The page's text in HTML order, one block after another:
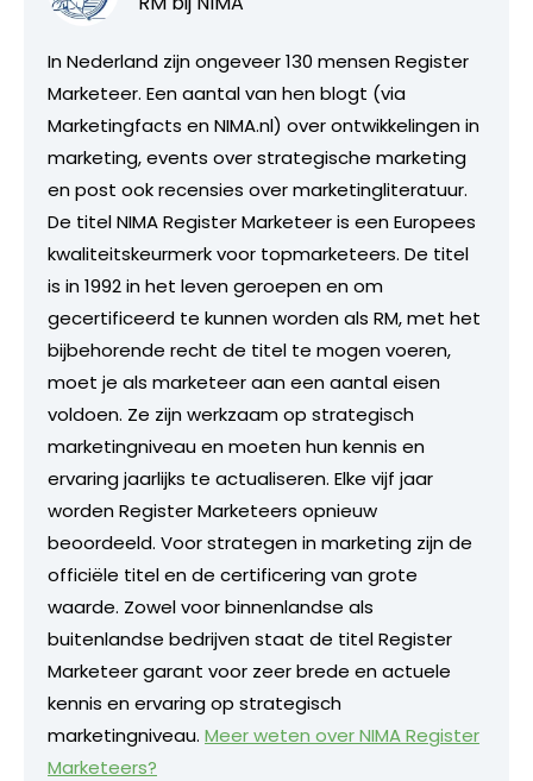
In Nederland zijn ongeveer 130 mensen Register
Marketeer. Een aantal van hen blogt (via
Marketingfacts en NIMA.nl) over ontwikkelingen in
marketing, events over strategische marketing
en post ook recensies over marketingliteratuur.
De titel NIMA Register Marketeer is een Europees
kwaliteitskeurmerk voor topmarketeers. De titel
is in 1992 in het leven geroepen en om
gecertificeerd te kunnen worden als RM, met het
bijbehorende recht de titel te mogen voeren,
moet je als marketeer aan een aantal eisen
voldoen. Ze zijn werkzaam op strategisch
marketingniveau en moeten hun kennis en
ervaring jaarlijks te actualiseren. Elke vijf jaar
worden Register Marketeers opnieuw
beoordeeld. Voor strategen in marketing zijn de
officiële titel en de certificering van grote
waarde. Zowel voor binnenlandse als
buitenlandse bedrijven staat de titel Register
Marketeer garant voor zeer brede en actuele
kennis en ervaring op strategisch
marketingniveau. Meer weten over NIMA Register
Marketeers?